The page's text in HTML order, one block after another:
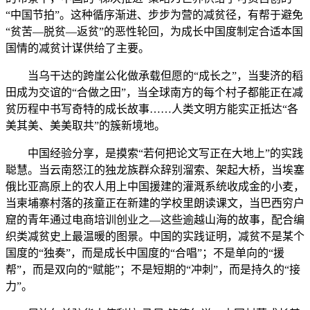
“中国节拍”。这种循序渐进、步步为营的减贫径，有帮于避免
“贫苦—脱贫—返贫”的恶性轮回，为成长中国度制定合适本国
国情的减贫计谋供给了主要。
当乌干达的跨崖公化做承载但愿的“成长之”，当斐济的稻
田成为交谊的“合做之田”，当全球南方的每个村子都能正在减
贫历程中书写奇特的成长故事……人类文明方能实正抵达“各
美其美、美美取共”的簇新境地。
中国经验分享，是摸索“若何把论文写正在大地上”的实践
聪慧。当云南怒江的独龙族群众辞别溜索、架起大桥，当埃塞
俄比亚高原上的农人用上中国援建的灌溉系统收成金的小麦，
当柬埔寨村落的孩童正在新建的学校里朗读课文，当巴西穷户
窟的青年通过电商培训创业之—这些逾越山海的故事，配合编
织类减贫史上最温暖的图景。中国的实践证明，减贫不是某个
国度的“独奏”，而是成长中国度的“合唱”；不是单向的“援
帮”，而是双向的“赋能”；不是短期的“冲刺”，而是持久的“接
力”。